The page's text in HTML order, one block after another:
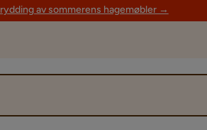
av sommerens hagemøbler →